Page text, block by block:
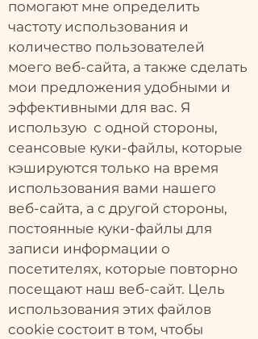
помогают мне определить
частоту использования и
количество пользователей
моего веб-сайта, а также сделать
мои предложения удобными и
эффективными для вас. Я
использую с одной стороны,
сеансовые куки-файлы, которые
кэшируются только на время
использования вами нашего
веб-сайта, а с другой стороны,
постоянные куки-файлы для
записи информации о
посетителях, которые повторно
посещают наш веб-сайт. Цель
использования этих файлов
cookie состоит в том, чтобы